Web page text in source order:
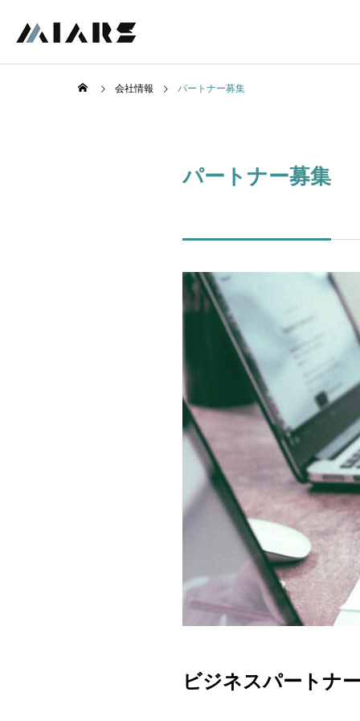
会社情報 パートナー募集
パートナー募集
ビジネスパートナ